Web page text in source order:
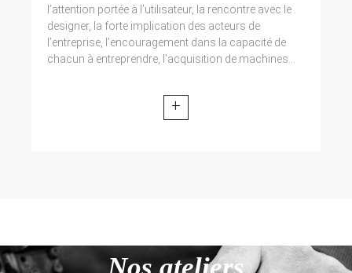
l’attention portée à l’utilisateur, la rencontre avec le
designer, la forte implication des acteurs de
l’entreprise, l’encouragement dans la capacité de
chacun à entreprendre, l’acquisition de machines...
+